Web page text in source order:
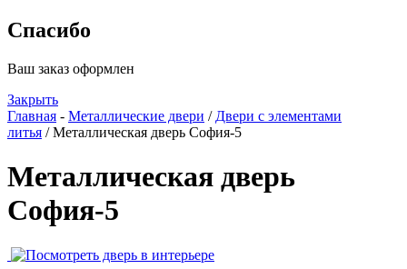
Спасибо
Ваш заказ оформлен
Закрыть
Главная - Металлические двери / Двери с элементами
литья / Металлическая дверь София-5
Металлическая дверь
София-5